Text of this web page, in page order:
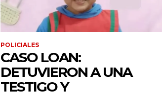
POLICIALES
CASO LOAN:
DETUVIERON A UNA
TESTIGO Y